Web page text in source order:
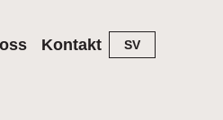
Kontakt
Arkitektur
SV